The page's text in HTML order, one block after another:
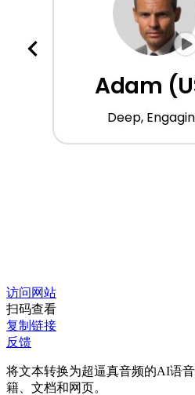
访问网站
扫码查看
复制链接
反馈
将文本转换为超逼真音频的AI语
籍、文档和网页。